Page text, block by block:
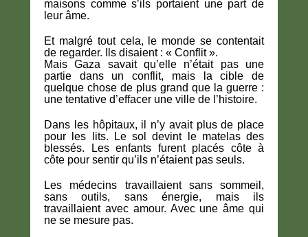
maisons comme s’ils portaient une part de
leur âme.
Et malgré tout cela, le monde se contentait
de regarder. Ils disaient : « Conflit ».
Mais Gaza savait qu’elle n’était pas une
partie dans un conflit, mais la cible de
quelque chose de plus grand que la guerre :
une tentative d’effacer une ville de l’histoire.
Dans les hôpitaux, il n’y avait plus de place
pour les lits. Le sol devint le matelas des
blessés. Les enfants furent placés côte à
côte pour sentir qu’ils n’étaient pas seuls.
Les médecins travaillaient sans sommeil,
sans outils, sans énergie, mais ils
travaillaient avec amour. Avec une âme qui
ne se mesure pas.